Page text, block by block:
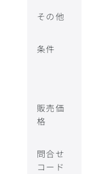
その他
条件
販売価
格
問合せ
コード